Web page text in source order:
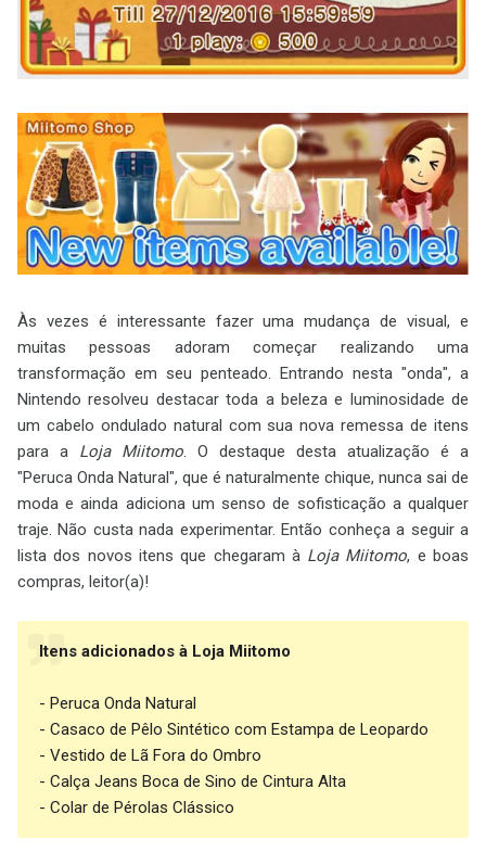
Às vezes é interessante fazer uma mudança de visual, e
muitas pessoas adoram começar realizando uma
transformação em seu penteado. Entrando nesta "onda", a
Nintendo resolveu destacar toda a beleza e luminosidade de
um cabelo ondulado natural com sua nova remessa de itens
para a Loja Miitomo . O destaque desta atualização é a
"Peruca Onda Natural", que é naturalmente chique, nunca sai de
moda e ainda adiciona um senso de sofisticação a qualquer
traje. Não custa nada experimentar. Então conheça a seguir a
lista dos novos itens que chegaram à Loja Miitomo, e boas
compras, leitor(a)!
Itens adicionados à Loja Miitomo
- Peruca Onda Natural
- Casaco de Pêlo Sintético com Estampa de Leopardo
- Vestido de Lã Fora do Ombro
- Calça Jeans Boca de Sino de Cintura Alta
- Colar de Pérolas Clássico